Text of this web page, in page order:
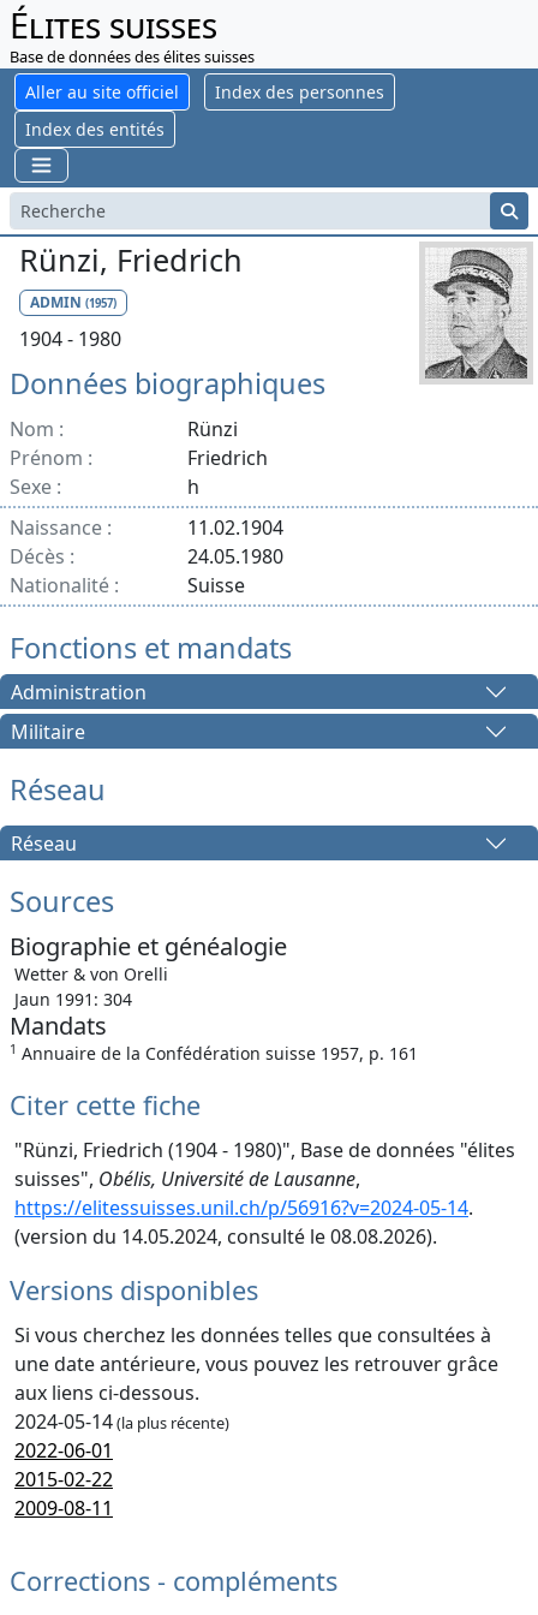
Élites suisses
Base de données des élites suisses
Aller au site officiel
Index des personnes
Index des entités
Rünzi, Friedrich
ADMIN (1957)
1904 - 1980
Données biographiques
Nom :
Rünzi
Prénom :
Friedrich
Sexe :
h
Naissance :
11.02.1904
Décès :
24.05.1980
Nationalité :
Suisse
Fonctions et mandats
Administration
Militaire
Réseau
Réseau
Sources
Biographie et généalogie
Wetter & von Orelli
Jaun 1991: 304
Mandats
1 Annuaire de la Confédération suisse 1957, p. 161
Citer cette fiche
"Rünzi, Friedrich (1904 - 1980)", Base de données "élites
suisses", Obélis, Université de Lausanne,
https://elitessuisses.unil.ch/p/56916?v=2024-05-14.
(version du 14.05.2024, consulté le 08.08.2026).
Versions disponibles
Si vous cherchez les données telles que consultées à
une date antérieure, vous pouvez les retrouver grâce
aux liens ci-dessous.
2024-05-14(la plus récente)
2022-06-01
2015-02-22
2009-08-11
Corrections - compléments